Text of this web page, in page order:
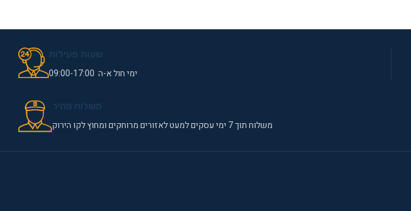
ימי חול א-ה 09:00-17:00
משלוח תוך 7 ימי עסקים למעט לאזורים מרוחקים ומחוץ לקו הירוק